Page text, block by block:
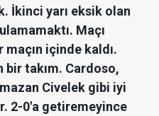
İkinci yarı eksik olan
Maçı
içinde kaldı.
bir takım. Cardoso,
Civelek gibi iyi
2-0'a getiremeyince